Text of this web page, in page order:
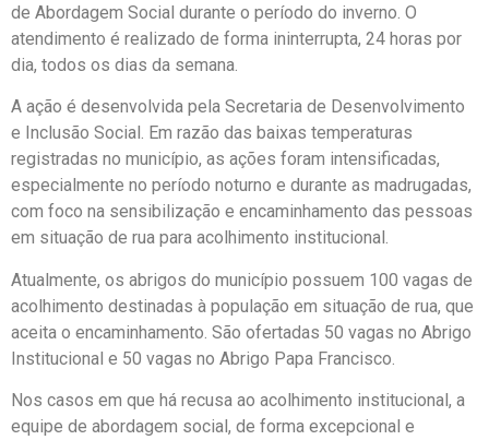
de Abordagem Social durante o período do inverno. O
atendimento é realizado de forma ininterrupta, 24 horas por
dia, todos os dias da semana.
A ação é desenvolvida pela Secretaria de Desenvolvimento
e Inclusão Social. Em razão das baixas temperaturas
registradas no município, as ações foram intensificadas,
especialmente no período noturno e durante as madrugadas,
com foco na sensibilização e encaminhamento das pessoas
em situação de rua para acolhimento institucional.
Atualmente, os abrigos do município possuem 100 vagas de
acolhimento destinadas à população em situação de rua, que
aceita o encaminhamento. São ofertadas 50 vagas no Abrigo
Institucional e 50 vagas no Abrigo Papa Francisco.
Nos casos em que há recusa ao acolhimento institucional, a
equipe de abordagem social, de forma excepcional e